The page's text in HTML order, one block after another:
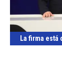
La firma está